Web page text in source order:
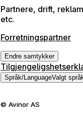
Partnere, drift,
etc.
Forretningspartner
Endre samtykker
Språk/LanguageValgt
© Avinor AS